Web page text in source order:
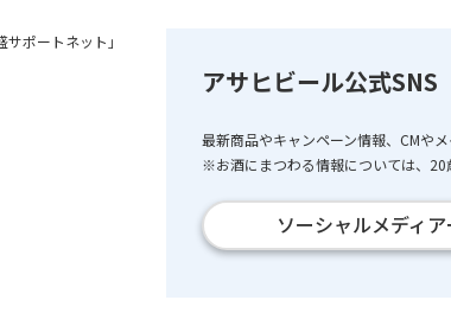
ポートネット」
アサヒビール公式SNS
最新商品やキャンペーン情報、CMや
※お酒にまつわる情報については、20
ソーシャルメディ